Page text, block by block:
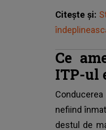
Citește și:
Ce
ITP-ul
nefiind
destul de